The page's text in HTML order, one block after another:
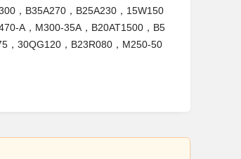
，B35A270，B25A230，15W150
A，M300-35A，B20AT1500，B5
，30QG120，B23R080，M250-50